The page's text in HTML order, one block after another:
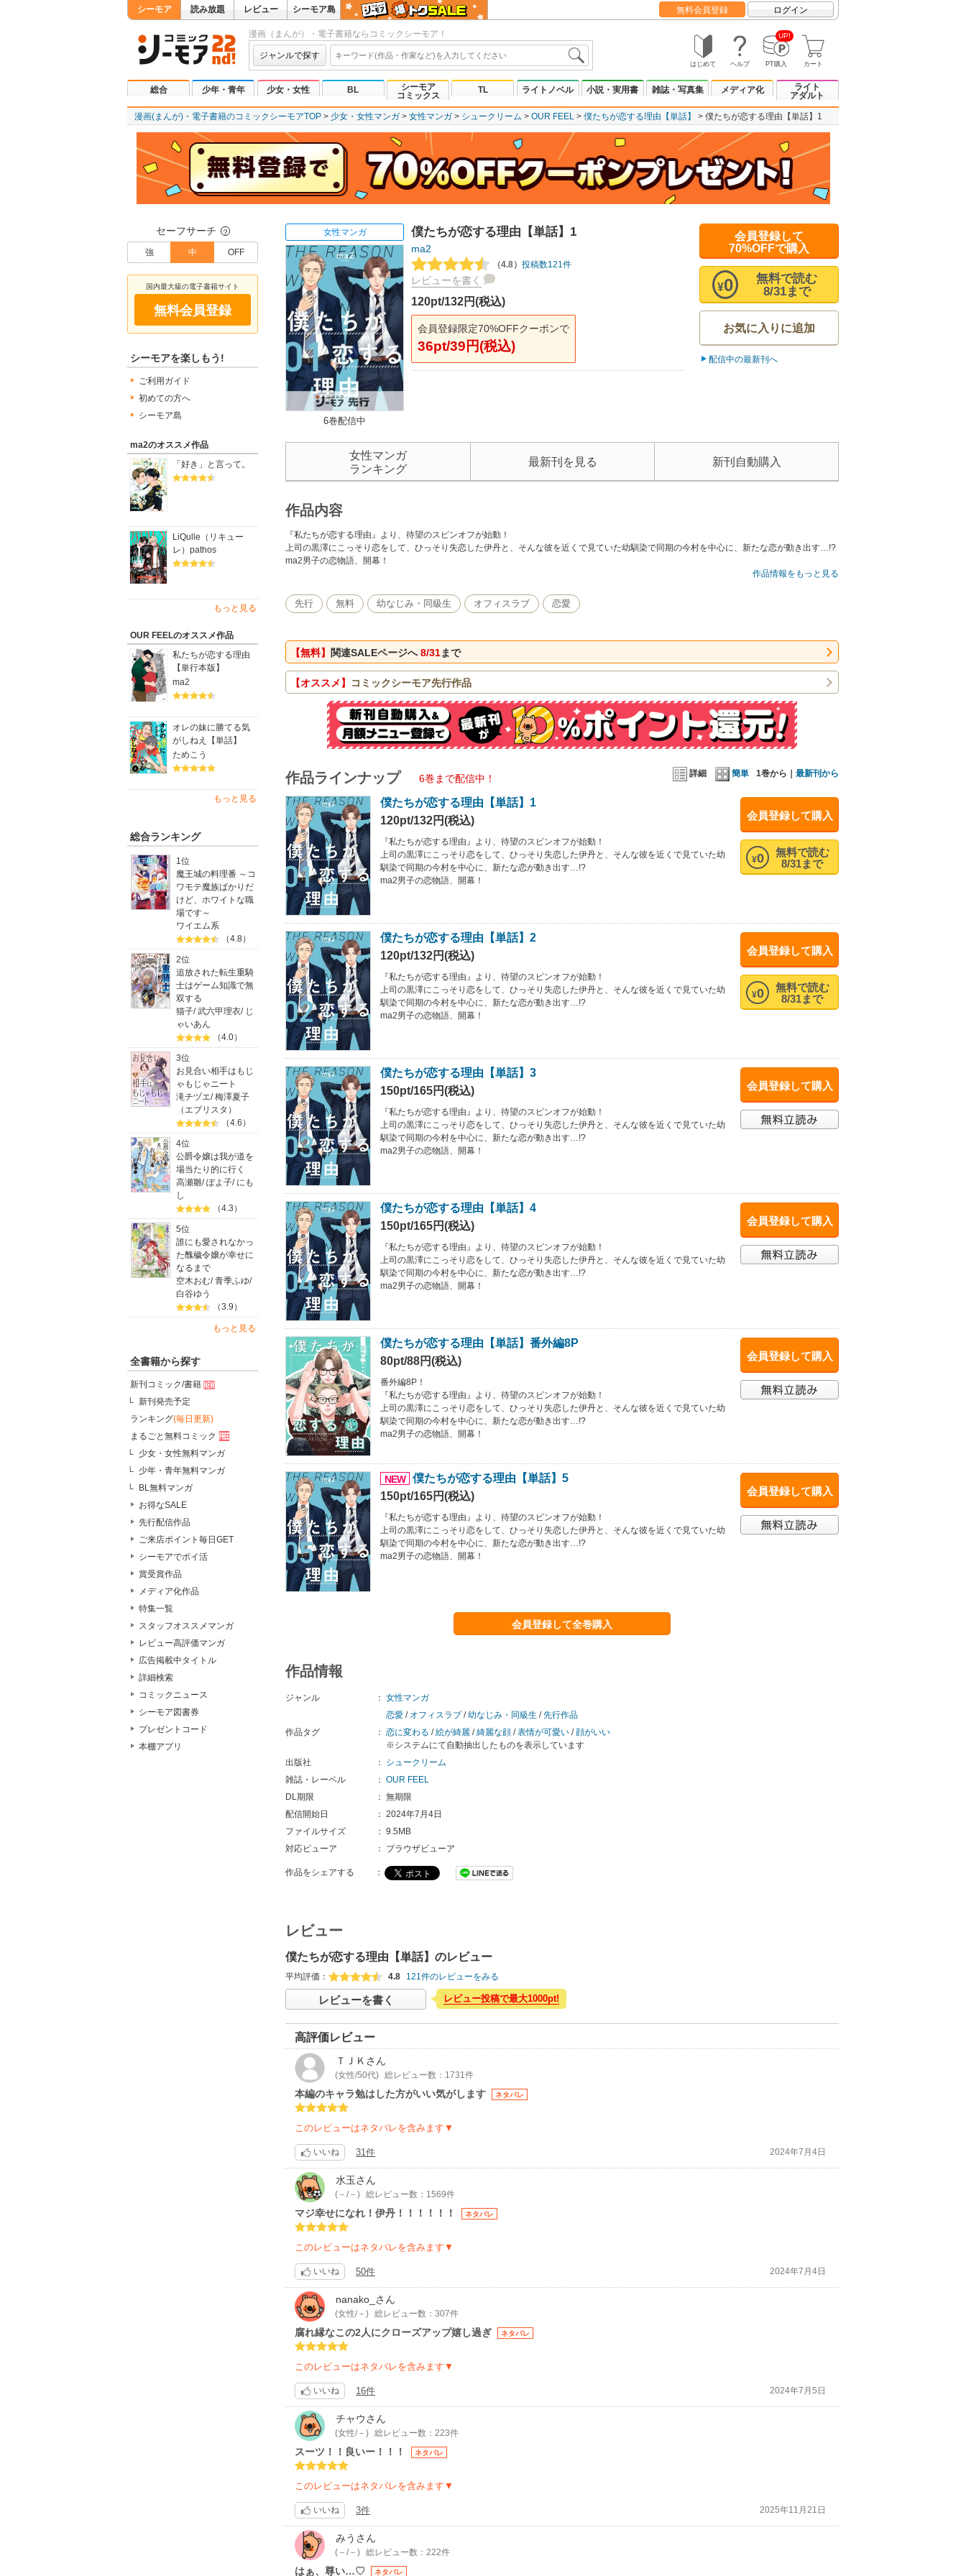
シーモア 読み放題 レビュー シーモア島 無料会員登録 ログイン
漫画（まんが）・電子書籍ならコミックシーモア！
ジャンルで探す
はじめて ヘルプ
UP!
PT購入 カート
総合 少年・青年 少女・女性 BL
シーモア
コミックス
TL ライトノベル 小説・実用書 雑誌・写真集 メディア化
ライト
アダルト
漫画(まんが)・電子書籍のコミックシーモアTOP 少女・女性マンガ 女性マンガ シュークリーム OUR FEEL 僕たちが恋する理由【単話】 僕たちが恋する理由【単話】1
セーフサーチ ？
強 中 OFF
国内最大級の電子書籍サイト
無料会員登録
シーモアを楽しもう!
ご利用ガイド
初めての方へ
シーモア島
ma2のオススメ作品
「好き」と言って。
LiQulle（リキュー
レ）pathos
もっと見る
OUR FEELのオススメ作品
私たちが恋する理由
【単行本版】
ma2
オレの妹に勝てる気
がしねえ【単話】
ためこう
もっと見る
総合ランキング
1位
魔王城の料理番 ～コ
ワモテ魔族ばかりだ
けど、ホワイトな職
場です～
ワイエム系
（4.8）
2位
追放された転生重騎
士はゲーム知識で無
双する
猫子/武六甲理衣/ じ
ゃいあん
（4.0）
3位
お見合い相手はもじ
ゃもじゃニート
滝チヅエ/梅澤夏子
（エブリスタ）
（4.6）
4位
公爵令嬢は我が道を
場当たり的に行く
高瀬雛/ぽよ子/ にも
し
（4.3）
5位
誰にも愛されなかっ
た醜穢令嬢が幸せに
なるまで
空木おむ/青季ふゆ/
白谷ゆう
（3.9）
もっと見る
全書籍から探す
新刊コミック/書籍
新刊発売予定
ランキング(毎日更新)
まるごと無料コミック
少女・女性無料マンガ
少年・青年無料マンガ
BL無料マンガ
お得なSALE
先行配信作品
ご来店ポイント毎日GET
シーモアでポイ活
賞受賞作品
メディア化作品
特集一覧
スタッフオススメマンガ
レビュー高評価マンガ
広告掲載中タイトル
詳細検索
コミックニュース
シーモア図書券
プレゼントコード
本棚アプリ
女性マンガ
6巻配信中
僕たちが恋する理由【単話】1
ma2
（4.8） 投稿数121件
レビューを書く
120pt/132円(税込)
会員登録限定70%OFFクーポンで
36pt/39円(税込)
会員登録して
70%OFFで購入
無料で読む
8/31まで
¥0
お気に入りに追加
配信中の最新刊へ
女性マンガ
ランキング
最新刊を見る 新刊自動購入
作品内容
『私たちが恋する理由』より、待望のスピンオフが始動！
上司の黒澤にこっそり恋をして、ひっそり失恋した伊丹と、そんな彼を近くで見ていた幼馴染で同期の今村を中心に、新たな恋が動き出す…!?
ma2男子の恋物語、開幕！
作品情報をもっと見る
先行 無料 幼なじみ・同級生 オフィスラブ 恋愛
【無料】 関連SALEページへ8/31まで
【オススメ】 コミックシーモア先行作品
詳細 簡単 1巻から｜ 最新刊から
作品ラインナップ 6巻まで配信中！
会員登録して購入
無料で読む
8/31まで
¥0
僕たちが恋する理由【単話】1
120pt/132円(税込)
『私たちが恋する理由』より、待望のスピンオフが始動！
上司の黒澤にこっそり恋をして、ひっそり失恋した伊丹と、そんな彼を近くで見ていた幼
馴染で同期の今村を中心に、新たな恋が動き出す…!?
ma2男子の恋物語、開幕！
会員登録して購入
無料で読む
8/31まで
¥0
僕たちが恋する理由【単話】2
120pt/132円(税込)
『私たちが恋する理由』より、待望のスピンオフが始動！
上司の黒澤にこっそり恋をして、ひっそり失恋した伊丹と、そんな彼を近くで見ていた幼
馴染で同期の今村を中心に、新たな恋が動き出す…!?
ma2男子の恋物語、開幕！
会員登録して購入
僕たちが恋する理由【単話】3
150pt/165円(税込)
『私たちが恋する理由』より、待望のスピンオフが始動！
上司の黒澤にこっそり恋をして、ひっそり失恋した伊丹と、そんな彼を近くで見ていた幼
馴染で同期の今村を中心に、新たな恋が動き出す…!?
ma2男子の恋物語、開幕！
会員登録して購入
僕たちが恋する理由【単話】4
150pt/165円(税込)
『私たちが恋する理由』より、待望のスピンオフが始動！
上司の黒澤にこっそり恋をして、ひっそり失恋した伊丹と、そんな彼を近くで見ていた幼
馴染で同期の今村を中心に、新たな恋が動き出す…!?
ma2男子の恋物語、開幕！
会員登録して購入
僕たちが恋する理由【単話】番外編8P
80pt/88円(税込)
番外編8P！
『私たちが恋する理由』より、待望のスピンオフが始動！
上司の黒澤にこっそり恋をして、ひっそり失恋した伊丹と、そんな彼を近くで見ていた幼
馴染で同期の今村を中心に、新たな恋が動き出す…!?
ma2男子の恋物語、開幕！
会員登録して購入
NEW
僕たちが恋する理由【単話】5
150pt/165円(税込)
『私たちが恋する理由』より、待望のスピンオフが始動！
上司の黒澤にこっそり恋をして、ひっそり失恋した伊丹と、そんな彼を近くで見ていた幼
馴染で同期の今村を中心に、新たな恋が動き出す…!?
ma2男子の恋物語、開幕！
会員登録して全巻購入
作品情報
ジャンル ： 女性マンガ
恋愛 / オフィスラブ /幼なじみ・同級生 /先行作品
作品タグ
： 恋に変わる /絵が綺麗 /綺麗な顔 /表情が可愛い / 顔がいい
※システムにて自動抽出したものを表示しています
出版社
：
シュークリーム
雑誌・レーベル
： OUR FEEL
DL期限
： 無期限
配信開始日
： 2024年7月4日
ファイルサイズ
： 9.5MB
対応ビューア
： ブラウザビューア
作品をシェアする ：
レビュー
僕たちが恋する理由【単話】のレビュー
平均評価： 4.8 121件のレビューをみる
レビューを書く レビュー投稿で最大1000pt!
高評価レビュー
ＴＪＫ さん
(女性/50代) 総レビュー数：1731件
本編のキャラ勉はした方がいい気がします ネタバレ
このレビューはネタバレを含みます▼
いいね 31件 2024年7月4日
水玉 さん
(－/－) 総レビュー数：1569件
マジ幸せになれ！伊丹！！！！！！ ネタバレ
このレビューはネタバレを含みます▼
いいね 50件 2024年7月4日
nanako_ さん
(女性/－) 総レビュー数：307件
腐れ縁なこの2人にクローズアップ嬉し過ぎ ネタバレ
このレビューはネタバレを含みます▼
いいね 16件 2024年7月5日
チャウ さん
(女性/－) 総レビュー数：223件
スーツ！！良いー！！！ ネタバレ
このレビューはネタバレを含みます▼
いいね 3件 2025年11月21日
みう さん
(－/－) 総レビュー数：222件
はぁ、尊い…♡ ネタバレ